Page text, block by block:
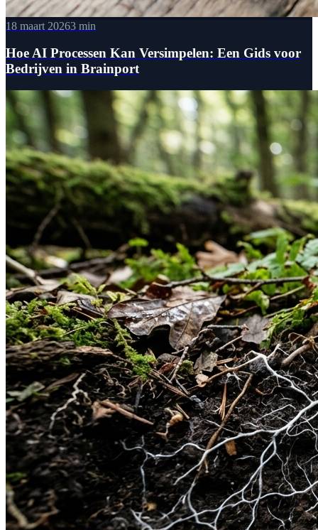
18 maart 20263 min
Hoe AI Processen Kan Versimpelen: Een Gids voor
Bedrijven in Brainport